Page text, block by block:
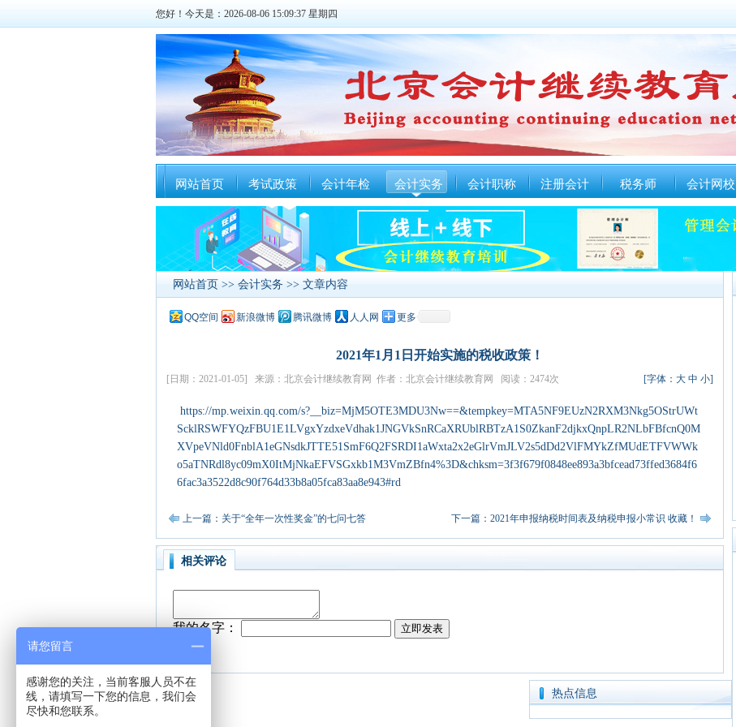
您好！今天是：2026-08-06 15:09:38 星期四
网站首页 考试政策 会计年检 会计实务 会计职称 注册会计 税务师 会计网校
网站首页 >> 会计实务 >> 文章内容
QQ空间 新浪微博 腾讯微博 人人网 更多
2021年1月1日开始实施的税收政策！
[日期：2021-01-05] 来源：北京会计继续教育网 作者：北京会计继续教育网 阅读：2474次 [字体： 大 中 小]
https://mp.weixin.qq.com/s?__biz=MjM5OTE3MDU3Nw==&tempkey=MTA5NF9EUzN2RXM3Nkg5OStrUWt
ScklRSWFYQzFBU1E1LVgxYzdxeVdhak1JNGVkSnRCaXRUblRBTzA1S0ZkanF2djkxQnpLR2NLbFBfcnQ0M
XVpeVNld0FnblA1eGNsdkJTTE51SmF6Q2FSRDI1aWxta2x2eGlrVmJLV2s5dDd2VlFMYkZfMUdETFVWWk
o5aTNRdl8yc09mX0ItMjNkaEFVSGxkb1M3VmZBfn4%3D&chksm=3f3f679f0848ee893a3bfcead73ffed3684f6
6fac3a3522d8c90f764d33b8a05fca83aa8e943#rd
上一篇：关于“全年一次性奖金”的七问七答 下一篇：2021年申报纳税时间表及纳税申报小常识 收藏！
相关评论
热点信息
请您留言
感谢您的关注，当前客服人员不在
线，请填写一下您的信息，我们会
尽快和您联系。